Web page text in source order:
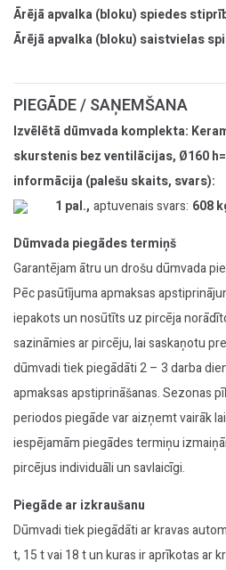
Ārējā apvalka (bloku) spiedes
Ārējā apvalka (bloku) saistvielas
PIEGĀDE / SAŅEMŠANA
Izvēlētā dūmvada komplekta:
skurstenis bez ventilācijas, Ø160
informācija (palešu skaits, svars):
1 pal., aptuvenais svars: 608
Dūmvada piegādes termiņš
Garantējam ātru un drošu dūmvada
Pēc pasūtījuma apmaksas
iepakots un nosūtīts uz pircēja
sazināmies ar pircēju, lai saskaņotu
dūmvadi tiek piegādāti 2 – 3 darba
apmaksas apstiprināšanas. Sezonas
periodos piegāde var aizņemt vairāk
iespējamām piegādes termiņu
pircējus individuāli un savlaicīgi.
Piegāde ar izkraušanu
Dūmvadi tiek piegādāti ar kravas
t, 15 t vai 18 t un kuras ir aprīkotas ar